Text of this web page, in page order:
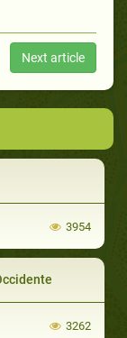
Next article
3954
3262